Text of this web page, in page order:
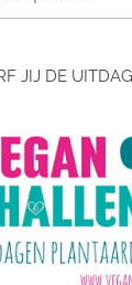
JIJ DE